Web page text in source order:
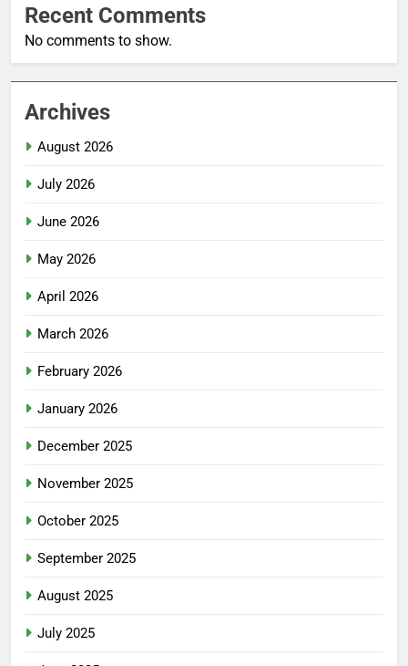
Recent Comments
No comments to show.
Archives
August 2026
July 2026
June 2026
May 2026
April 2026
March 2026
February 2026
January 2026
December 2025
November 2025
October 2025
September 2025
August 2025
July 2025